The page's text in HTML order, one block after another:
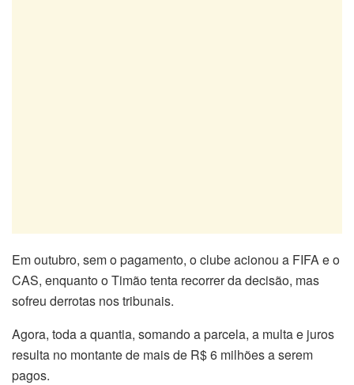
Em outubro, sem o pagamento, o clube acionou a FIFA e o
CAS, enquanto o Timão tenta recorrer da decisão, mas
sofreu derrotas nos tribunais.
Agora, toda a quantia, somando a parcela, a multa e juros
resulta no montante de mais de R$ 6 milhões a serem
pagos.